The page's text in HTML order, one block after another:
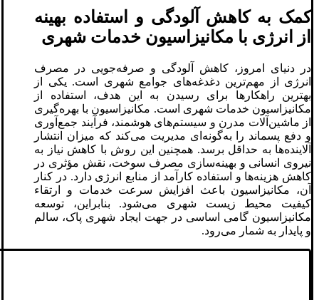
کمک به کاهش آلودگی و استفاده بهینه
از انرژی با مکانیزاسیون خدمات شهری
در دنیای امروز، کاهش آلودگی و صرفه‌جویی در مصرف
انرژی از مهم‌ترین دغدغه‌های جوامع شهری است. یکی از
بهترین راهکارها برای رسیدن به این هدف، استفاده از
مکانیزاسیون خدمات شهری است. مکانیزاسیون با بهره‌گیری
از ماشین‌آلات مدرن و سیستم‌های هوشمند، فرآیند جمع‌آوری
و دفع پسماند را به‌گونه‌ای مدیریت می‌کند که میزان انتشار
آلاینده‌ها به حداقل برسد. همچنین این روش با کاهش نیاز به
نیروی انسانی و بهینه‌سازی مصرف سوخت، نقش مؤثری در
کاهش هزینه‌ها و استفاده کارآمد از منابع انرژی دارد. در کنار
آن، مکانیزاسیون باعث افزایش سرعت خدمات و ارتقاء
کیفیت محیط زیست شهری می‌شود. بنابراین، توسعه
مکانیزاسیون گامی اساسی در جهت ایجاد شهری پاک، سالم
و پایدار به شمار می‌رود.